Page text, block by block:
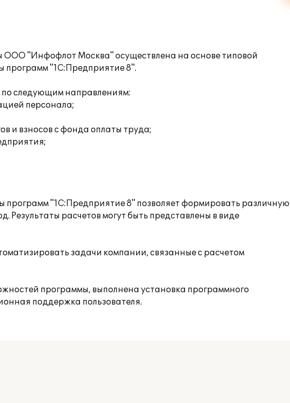
ООО "Инфофлот Москва" осуществлена на основе типовой
программ "1С:Предприятие 8".
следующим направлениям:
персонала;
и взносов с фонда оплаты труда;
"1С:Предприятие 8" позволяет формировать различную
расчетов могут быть представлены в виде
задачи компании, связанные с расчетом
программы, выполнена установка программного
поддержка пользователя.